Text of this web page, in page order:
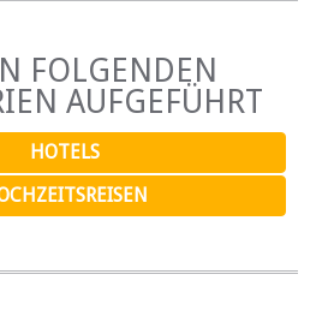
FOLGENDEN
AUFGEFÜHRT
HOTELS